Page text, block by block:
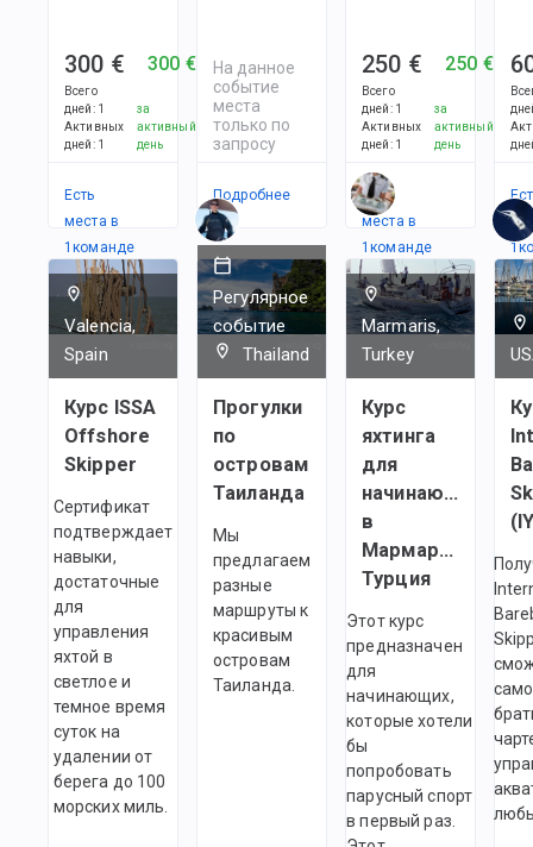
300 €
Всего
дней: 1
Активных
дней: 1
300 €
за
активный
день
Есть
места в
1командe
На данное
событие
места
только по
запросу
Подробнее
250 €
Всего
дней: 1
Активных
дней: 1
250 €
за
активный
день
Есть
места в
1командe
1
Valencia,
Spain
Курс ISSA
Offshore
Skipper
Сертификат
подтверждает
навыки,
достаточные
для
управления
яхтой в
светлое и
темное время
суток на
удалении от
берега до 100
морских миль.
Регулярное
событие
Thailand
Прогулки
по
островам
Таиланда
Мы
предлагаем
разные
маршруты к
красивым
островам
Таиланда.
Marmaris,
Turkey
Курс
яхтинга
для
начинающих
в
Мармарисе,
Турция
Этот курс
предназначен
для
начинающих,
которые хотели
бы
попробовать
парусный спорт
в первый раз.